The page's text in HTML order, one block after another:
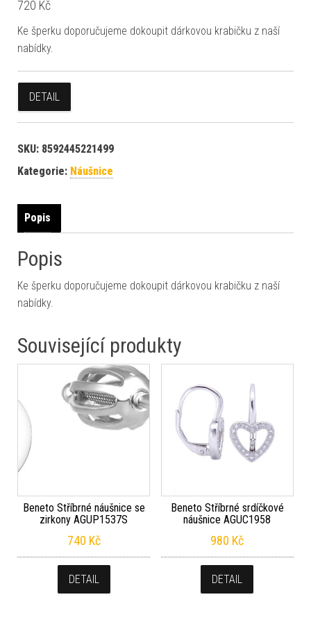
720 Kč
Ke šperku doporučujeme dokoupit dárkovou krabičku z naší
nabídky.
DETAIL
SKU: 8592445221499
Kategorie: Náušnice
Popis
Popis
Ke šperku doporučujeme dokoupit dárkovou krabičku z naší
nabídky.
Související produkty
Beneto Stříbrné náušnice se
zirkony AGUP1537S
740 Kč
DETAIL
Beneto Stříbrné srdíčkové
náušnice AGUC1958
980 Kč
DETAIL